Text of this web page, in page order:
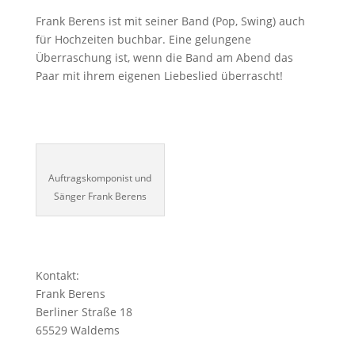
Frank Berens ist mit seiner Band (Pop, Swing) auch
für Hochzeiten buchbar. Eine gelungene
Überraschung ist, wenn die Band am Abend das
Paar mit ihrem eigenen Liebeslied überrascht!
Auftragskomponist und
Sänger Frank Berens
Kontakt:
Frank Berens
Berliner Straße 18
65529 Waldems